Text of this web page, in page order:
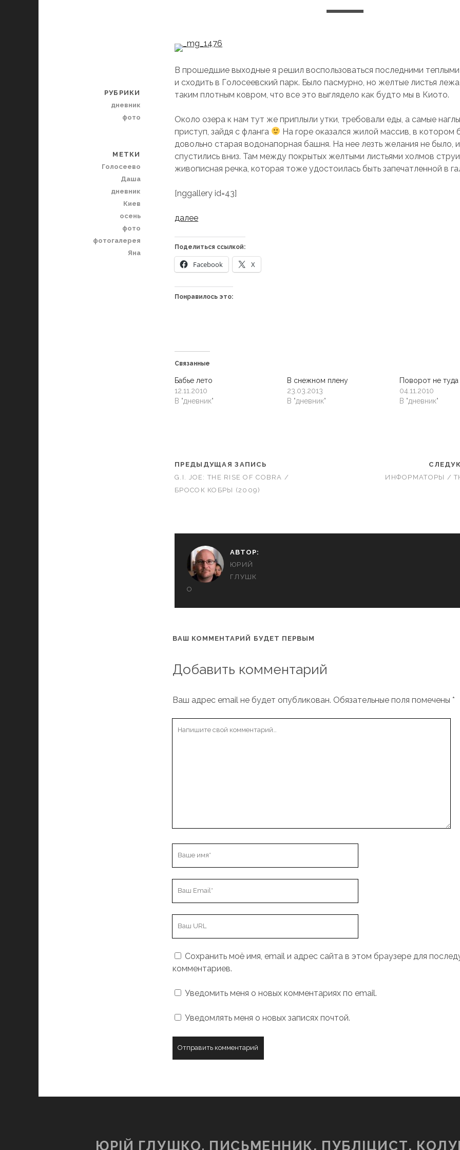
В прошедшие выходные я решил воспользоваться последними
и сходить в Голосеевский парк. Было пасмурно, но желтые листья
таким плотным ковром, что все это выглядело как будто мы в Киото.
Около озера к нам тут же приплыли утки, требовали еды, а самые
приступ, зайдя с фланга
На горе оказался жилой массив, в котором
довольно старая водонапорная башня. На нее лезть желания не было,
спустились вниз. Там между покрытых желтыми листьями холмов
живописная речка, которая тоже удостоилась быть запечатленной в
[nggallery id=43]
далее
Поделиться ссылкой:
Facebook X
Понравилось это:
Связанные
Бабье лето
12.11.2010
В "дневник"
В снежном плену
23.03.2013
В "дневник"
Поворот не туда
04.11.2010
В "дневник"
ПРЕДЫДУЩАЯ ЗАПИСЬ
G.I. JOE: THE RISE OF COBRA /
БРОСОК КОБРЫ (2009)
ИНФОРМАТОРЫ /
РУБРИКИ
дневник
фото
МЕТКИ
Голосеево
Даша
дневник
Киев
осень
фото
фотогалерея
Яна
АВТОР:
ЮРИЙ
ГЛУШК
О
ВАШ КОММЕНТАРИЙ БУДЕТ ПЕРВЫМ
Добавить комментарий
Ваш адрес email не будет опубликован. Обязательные поля помечены *
Сохранить моё имя, email и адрес сайта в этом браузере для
комментариев.
Уведомить меня о новых комментариях по email.
Уведомлять меня о новых записях почтой.
ЮРІЙ ГЛУШКО. ПИСЬМЕННИК, ПУБЛІЦИСТ,